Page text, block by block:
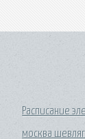
Расписание
москва